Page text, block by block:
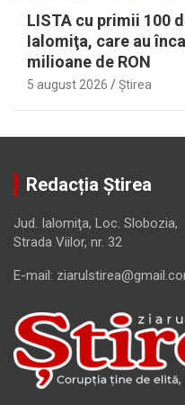
LISTA cu primii 100
Ialomiţa, care au
milioane de RON
5 august 2026 Ştirea
Redacția Știrea
Jud. Ialomiţa, Loc. Slobozia,
Strada Viilor, nr. 32
E-mail: